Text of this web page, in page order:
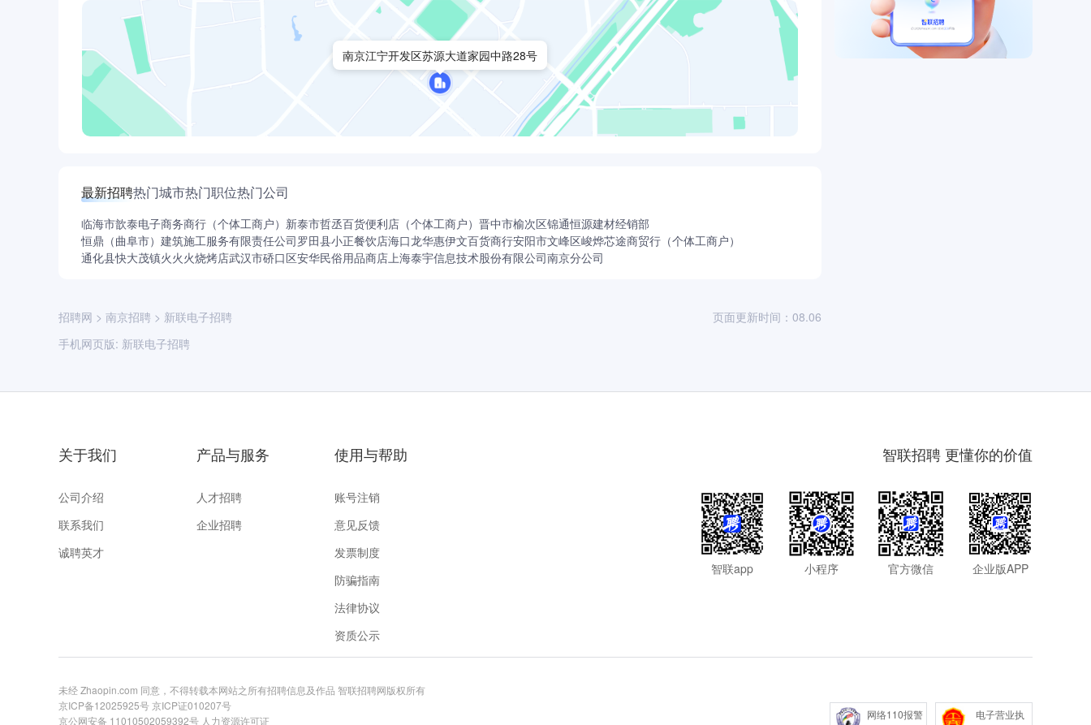
子，斜对面即是。
公司地址2：南京市江宁区西门子路39号
路线：地铁1号线百家湖站下，步行10~15分钟至西门子路39号南京江宁开发区苏源大道家园中路28号
最新招聘热门城市热门职位热门公司
临海市歆泰电子商务商行（个体工商户） 新泰市哲丞百货便利店（个体工商户） 晋中市榆次区锦通恒源建材经销部
恒鼎（曲阜市）建筑施工服务有限责任公司罗田县小正餐饮店海口龙华惠伊文百货商行安阳市文峰区峻烨芯途商贸行（个体工商户）
通化县快大茂镇火火火烧烤店武汉市硚口区安华民俗用品商店上海泰宇信息技术股份有限公司南京分公司
招聘网 > 南京招聘 > 新联电子招聘
手机网页版: 新联电子招聘
页面更新时间：08.06
关于我们
公司介绍
联系我们
诚聘英才
产品与服务
人才招聘
企业招聘
使用与帮助
账号注销
意见反馈
发票制度
防骗指南
法律协议
资质公示
智联招聘 更懂你的价值
智联app 小程序 官方微信 企业版APP
未经 Zhaopin.com 同意，不得转载本网站之所有招聘信息及作品 智联招聘网版权所有
京ICP备12025925号京ICP证010207号
京公网安备 11010502059392号 人力资源许可证
网络110报警
电子营业执